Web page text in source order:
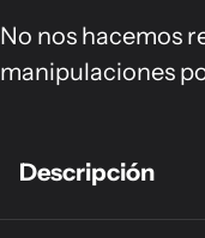
No nos hacemos
manipulaciones
Descripción